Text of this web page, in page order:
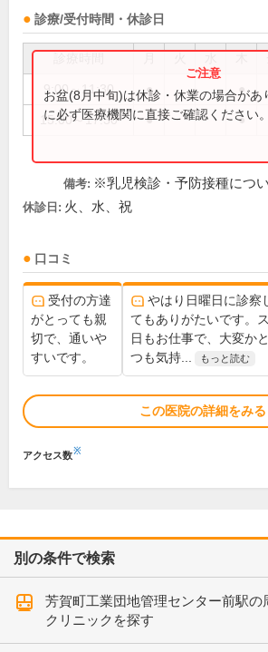
診療/受付時間・休診日
9:00～11:30 ● ●
15:00～17:30 ● ●
お盆(8月中旬)は休診・休業の場合があ
に必ず医療機関に直接ご確認ください。
備考: ※乳児検診・予防接種につ
休診日: 火、水、祝
口コミ
受付の方達
がとっても親
切で、通いや
すいです。
やはり日曜日に診察
てもありがたいです。
日もお仕事で、大変か
つも気持...
もっと読む
この医院の詳細をみる
アクセス数※
別の条件で検索
芳賀町工業団地管理センター前駅の
クリニックを探す